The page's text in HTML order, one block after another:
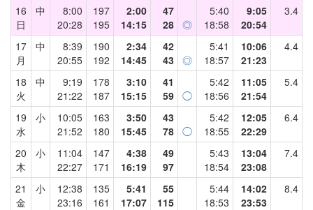
16
日
中
8:00
20:28
197
195
2:00
14:15
47
28 ◎
5:40
18:58
9:05
20:54
3.4
17
月
中
8:39
20:55
190
192
2:34
14:45
42
43 ◎
5:41
18:57
10:06
21:23
4.4
18
火
中
9:19
21:22
178
187
3:10
15:15
41
59 ◯
5:42
18:56
11:05
21:54
5.4
19
水
小
10:05
21:52
163
180
3:50
15:45
43
78 ◯
5:42
18:55
12:05
22:29
6.4
20
木
小
11:04
22:27
147
171
4:38
16:19
49
97
5:43
18:54
13:04
23:08
7.4
21
金
小
12:38
23:16
135
161
5:41
17:07
55
115
5:44
18:53
14:02
23:53
8.4